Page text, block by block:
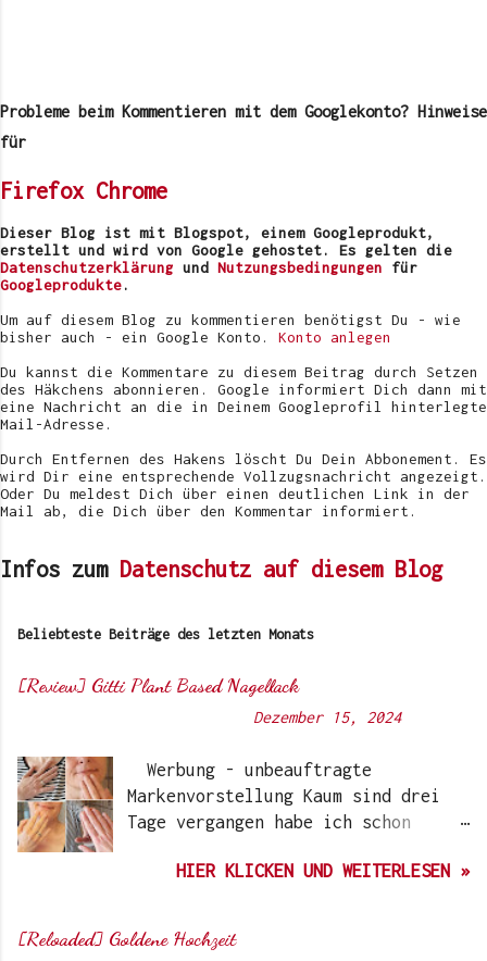
m
m
a
v
e
r
ö
f
e
t
l
i
c
e
n
Probleme beim Kommentieren mit dem Googlekonto? Hinweise
für
Firefox Chrome
Dieser Blog ist mit Blogspot, einem Googleprodukt,
erstellt und wird von Google gehostet. Es gelten die
Datenschutzerklärung und Nutzungsbedingungen für
Googleprodukte.
Um auf diesem Blog zu kommentieren benötigst Du - wie
bisher auch - ein Google Konto. Konto anlegen
Du kannst die Kommentare zu diesem Beitrag durch Setzen
des Häkchens abonnieren. Google informiert Dich dann mit
eine Nachricht an die in Deinem Googleprofil hinterlegte
Mail-Adresse.
Durch Entfernen des Hakens löscht Du Dein Abbonement. Es
wird Dir eine entsprechende Vollzugsnachricht angezeigt.
Oder Du meldest Dich über einen deutlichen Link in der
Mail ab, die Dich über den Kommentar informiert.
Infos zum Datenschutz auf diesem Blog
Beliebteste Beiträge des letzten Monats
[Review] Gitti Plant Based Nagellack
Dezember 15, 2024
Werbung - unbeauftragte
Markenvorstellung Kaum sind drei
Tage vergangen habe ich schon
Euch. Aber nach 6 Monate, wo ich
durchwegs positives Ergebnis
HIER KLICKEN UND WEITERLESEN »
[Reloaded] Goldene Hochzeit